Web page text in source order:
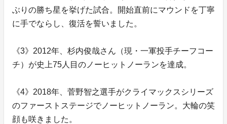
ぶりの勝ち星を挙げた試合。開始直前にマウンドを丁寧
に手でならし、復活を誓いました。
《3》2012年、杉内俊哉さん（現・一軍投手チーフコー
チ）が史上75人目のノーヒットノーランを達成。
《4》2018年、菅野智之選手がクライマックスシリーズ
のファーストステージでノーヒットノーラン。大輪の笑
顔も咲きました。